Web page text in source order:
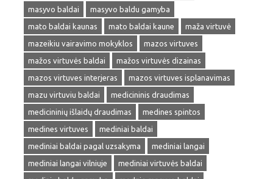
masyvo baldai
masyvo baldu gamyba
mato baldai kaunas
mato baldai kaune
maža virtuvė
mazeikiu vairavimo mokyklos
mazos virtuves
mažos virtuvės baldai
mažos virtuvės dizainas
mazos virtuves interjeras
mazos virtuves isplanavimas
mazu virtuviu baldai
medicininis draudimas
medicininių išlaidų draudimas
medines spintos
medines virtuves
mediniai baldai
mediniai baldai pagal uzsakyma
mediniai langai
mediniai langai vilniuje
mediniai virtuvės baldai